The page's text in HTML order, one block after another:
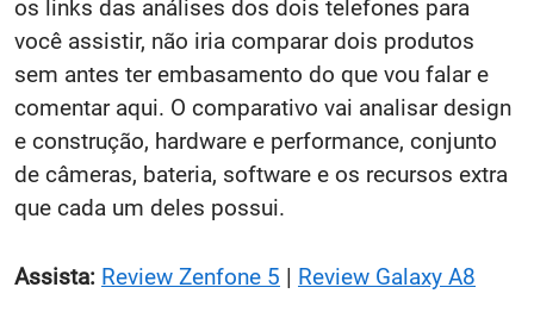
os links das análises dos dois telefones para
você assistir, não iria comparar dois produtos
sem antes ter embasamento do que vou falar e
comentar aqui. O comparativo vai analisar design
e construção, hardware e performance, conjunto
de câmeras, bateria, software e os recursos extra
que cada um deles possui.
Assista: Review Zenfone 5 | Review Galaxy A8